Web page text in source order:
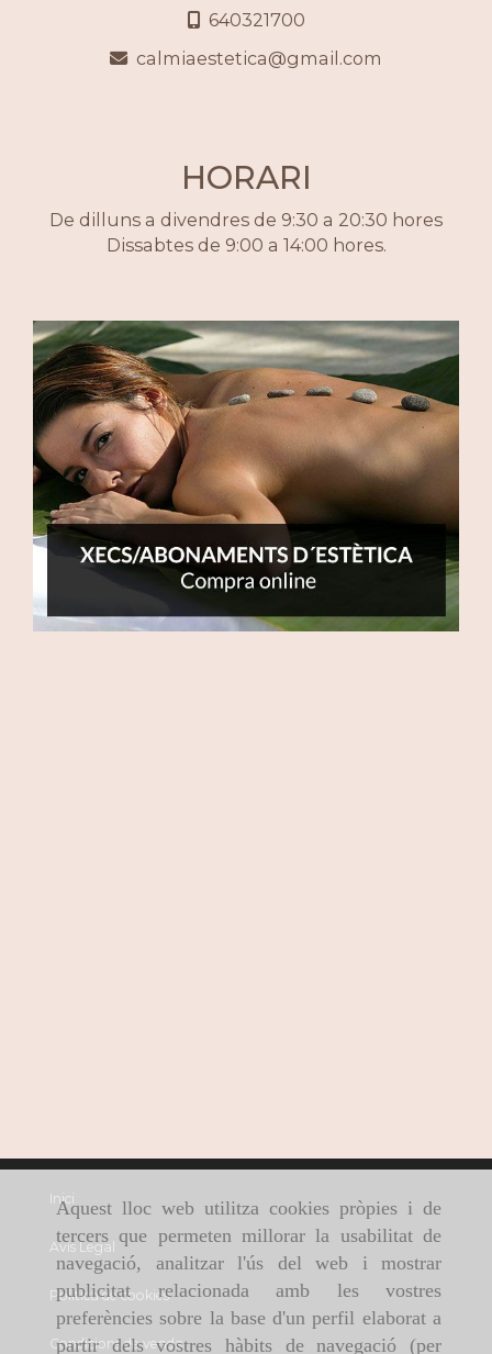
Aquest lloc web utilitza cookies pròpies i de
tercers que permeten millorar la usabilitat de
navegació, analitzar l'ús del web i mostrar
publicitat relacionada amb les vostres
preferències sobre la base d'un perfil elaborat a
partir dels vostres hàbits de navegació (per
640321700
calmiaestetica
gmail.com
HORARI
De dilluns a divendres de 9:30 a 20:30 hores
Dissabtes de 9:00 a 14:00 hores.
Inici
Avís Legal
Política de cookies
Condicions de venda